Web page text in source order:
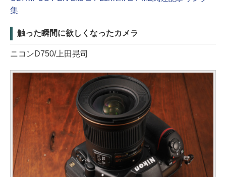
集
触った瞬間に欲しくなったカメラ
ニコンD750/上田晃司